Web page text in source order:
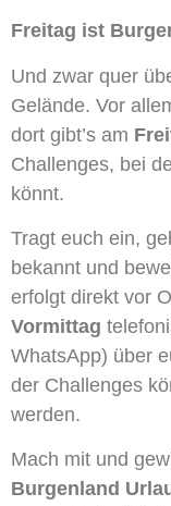
Freitag ist
Und zwar quer
Gelände. Vor
dort gibt’s am
Challenges, bei
könnt.
Tragt euch ein,
bekannt und
erfolgt direkt vor
Vormittag
WhatsApp) über
der Challenges
werden.
Mach mit und
Burgenland